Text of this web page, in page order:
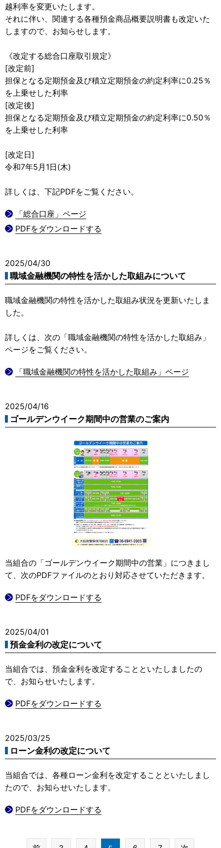
越利率を変更いたします。
それに伴い、関連する各種預金商品概要説明書も改定いた
しますので、お知らせします。
《改定する総合口座取引規定》
[改定前]
担保となる定期預金及び積立定期預金の約定利率に0.25％
を上乗せした利率
[改定後]
担保となる定期預金及び積立定期預金の約定利率に0.50％
を上乗せした利率
[改定日]
令和7年5月1日(木)
詳しくは、下記PDFをご覧ください。
「総合口座」ページ
PDFをダウンロードする
2025/04/30
職域金融機関の特性を活かした取組みについて
職域金融機関の特性を活かした取組み状況を更新いたしま
した。
詳しくは、次の「職域金融機関の特性を活かした取組み」
ページをご覧ください。
「職域金融機関の特性を活かした取組み」ページ
2025/04/16
ゴールデンウイーク期間中の営業のご案内
当組合の「ゴールデンウイーク期間中の営業」につきまし
て、次のPDFファイルのとおり対応させていただきます。
PDFをダウンロードする
2025/04/01
預金金利の改定について
当組合では、預金金利を改定することといたしましたの
で、お知らせいたします。
PDFをダウンロードする
2025/03/25
ローン金利の改定について
当組合では、各種ローン金利を改定することといたしまし
たので、お知らせいたします。
PDFをダウンロードする